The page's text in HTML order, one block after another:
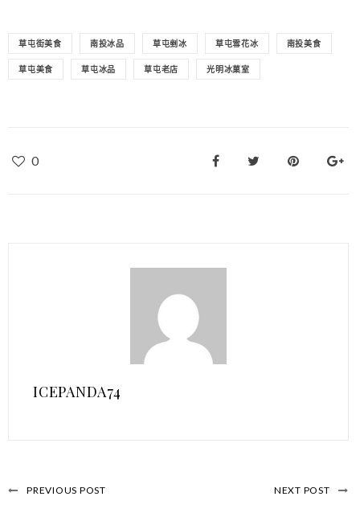
草屯街美食 南投冰品 草屯剉冰 草屯雪花冰 南投美食
草屯美食 草屯冰品 草屯老店 光明冰菓室
0
ICEPANDA74
PREVIOUS POST NEXT POST